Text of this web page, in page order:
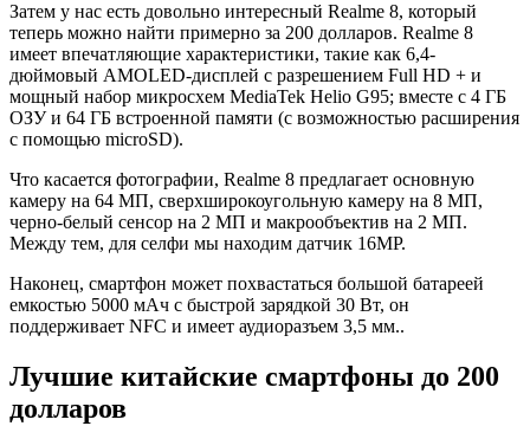
Затем у нас есть довольно интересный Realme 8, который
теперь можно найти примерно за 200 долларов. Realme 8
имеет впечатляющие характеристики, такие как 6,4-
дюймовый AMOLED-дисплей с разрешением Full HD + и
мощный набор микросхем MediaTek Helio G95; вместе с 4 ГБ
ОЗУ и 64 ГБ встроенной памяти (с возможностью расширения
с помощью microSD).
Что касается фотографии, Realme 8 предлагает основную
камеру на 64 МП, сверхширокоугольную камеру на 8 МП,
черно-белый сенсор на 2 МП и макрообъектив на 2 МП.
Между тем, для селфи мы находим датчик 16MP.
Наконец, смартфон может похвастаться большой батареей
емкостью 5000 мАч с быстрой зарядкой 30 Вт, он
поддерживает NFC и имеет аудиоразъем 3,5 мм..
Лучшие китайские смартфоны до 200
долларов